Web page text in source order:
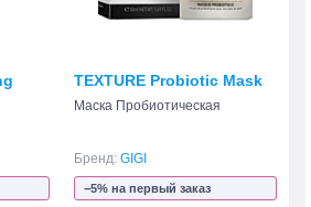
TEXTURE Probiotic Mask
Маска Пробиотическая
Бренд: GIGI
−5% на первый заказ